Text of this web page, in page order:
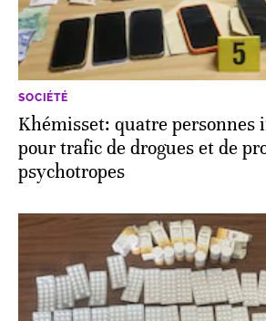
SOCIÉTÉ
Khémisset: quatre personnes
pour trafic de drogues et de
psychotropes